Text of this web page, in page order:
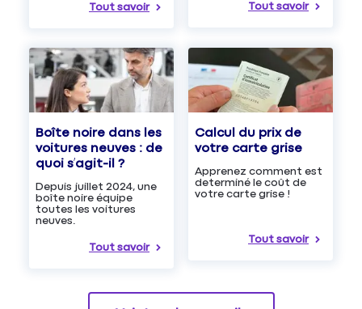
Tout savoir Tout savoir
Boîte noire dans les
voitures neuves : de
quoi s’agit-il ?
Depuis juillet 2024, une
boîte noire équipe
toutes les voitures
neuves.
Tout savoir
Calcul du prix de
votre carte grise
Apprenez comment est
determiné le coût de
votre carte grise !
Tout savoir